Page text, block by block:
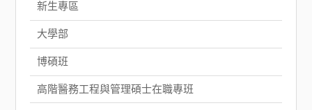
新生專區
大學部
博碩班
高階醫務工程與管理碩士在職專班